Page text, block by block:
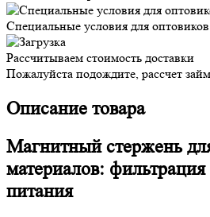
Специальные условия для оптовиков
Рассчитываем стоимость доставки
Пожалуйста подождите, рассчет
Описание товара
Магнитный стержень
материалов:
питания